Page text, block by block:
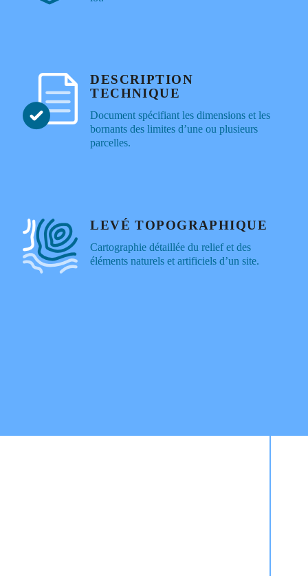
DESCRIPTION
TECHNIQUE
Document spécifiant les dimensions et les
bornants des limites d’une ou plusieurs
parcelles.
LEVÉ TOPOGRAPHIQUE
Cartographie détaillée du relief et des
éléments naturels et artificiels d’un site.